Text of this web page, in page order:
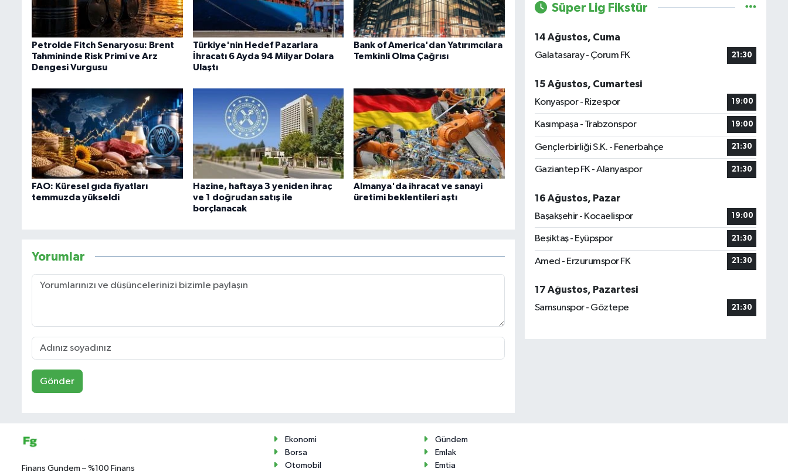
Petrolde Fitch Senaryosu: Brent
Tahmininde Risk Primi ve Arz
Dengesi Vurgusu
Türkiye'nin Hedef Pazarlara
İhracatı 6 Ayda 94 Milyar Dolara
Ulaştı
Bank of America'dan Yatırımcılara
Temkinli Olma Çağrısı
FAO: Küresel gıda fiyatları
temmuzda yükseldi
Hazine, haftaya 3 yeniden ihraç
ve 1 doğrudan satış ile
borçlanacak
Almanya'da ihracat ve sanayi
üretimi beklentileri aştı
Yorumlar
Gönder
Süper Lig Fikstür
14 Ağustos, Cuma
Galatasaray - Çorum FK
21:30
15 Ağustos, Cumartesi
Konyaspor - Rizespor
19:00
Kasımpaşa - Trabzonspor 19:00
Gençlerbirliği S.K. - Fenerbahçe 21:30
Gaziantep FK - Alanyaspor 21:30
16 Ağustos, Pazar
Başakşehir - Kocaelispor
19:00
Beşiktaş - Eyüpspor 21:30
Amed - Erzurumspor FK 21:30
17 Ağustos, Pazartesi
Samsunspor - Göztepe
21:30
Finans Gundem – %100 Finans
Ekonomi
Gündem
Borsa
Emlak
Otomobil
Emtia